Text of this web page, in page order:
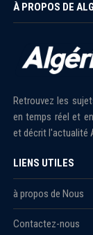
À PROPOS DE
Retrouvez les
en temps réel et
et décrit l'actualité
LIENS UTILES
à propos de Nous
Contactez-nous